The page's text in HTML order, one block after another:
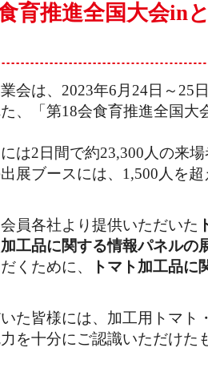
食育推進全国大会in
会は、2023年6月24日～25
、「第18会食育推進全国大
は2日間で約23,300人の来
展ブースには、1,500人を
員各社より提供いただいた
工品に関する情報パネルの
くために、
トマト加工品に
た皆様には、加工用トマト
を十分にご認識いただけた